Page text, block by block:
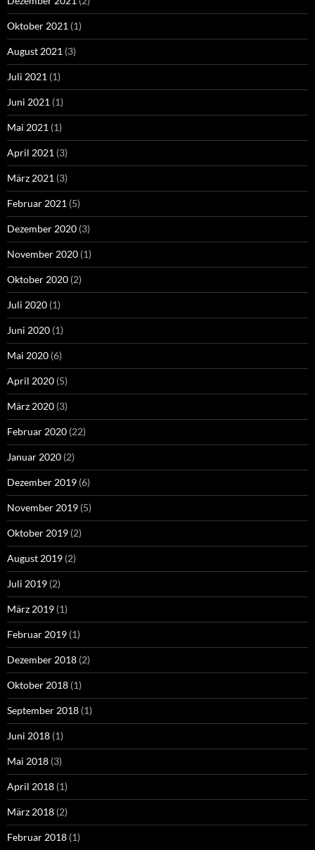
Oktober 2021 (1)
August 2021 (3)
Juli 2021 (1)
Juni 2021 (1)
Mai 2021 (1)
April 2021 (3)
März 2021 (3)
Februar 2021 (5)
Dezember 2020 (3)
November 2020 (1)
Oktober 2020 (2)
Juli 2020 (1)
Juni 2020 (1)
Mai 2020 (6)
April 2020 (5)
März 2020 (3)
Februar 2020 (22)
Januar 2020 (2)
Dezember 2019 (6)
November 2019 (5)
Oktober 2019 (2)
August 2019 (2)
Juli 2019 (2)
März 2019 (1)
Februar 2019 (1)
Dezember 2018 (2)
Oktober 2018 (1)
September 2018 (1)
Juni 2018 (1)
Mai 2018 (3)
April 2018 (1)
März 2018 (2)
Februar 2018 (1)